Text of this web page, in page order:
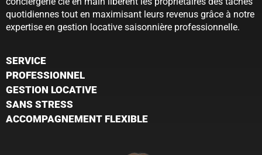
quotidiennes tout en maximisant leurs revenus grâce à notre
expertise en gestion locative saisonnière professionnelle.
SERVICE
PROFESSIONNEL
GESTION LOCATIVE
SANS STRESS
ACCOMPAGNEMENT FLEXIBLE